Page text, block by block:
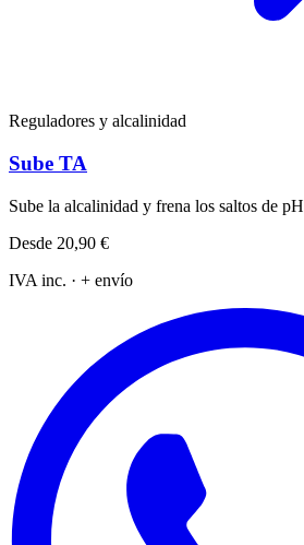
Reguladores y alcalinidad
Sube TA
Sube la alcalinidad y frena los saltos de pH
Desde 20,90 €
IVA inc. · + envío